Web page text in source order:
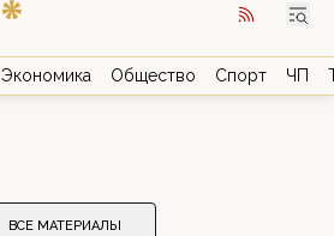
Экономика Общество Спорт ЧП
ВСЕ МАТЕРИАЛЫ